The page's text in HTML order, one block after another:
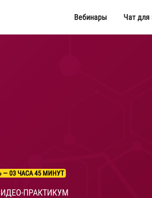
Вебинары Чат для
— 03 ЧАСА 45 МИНУТ
ПРАКТИКУМ